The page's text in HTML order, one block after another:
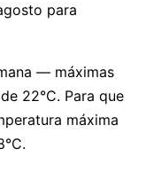
para
— máximas
22°C. Para que
máxima